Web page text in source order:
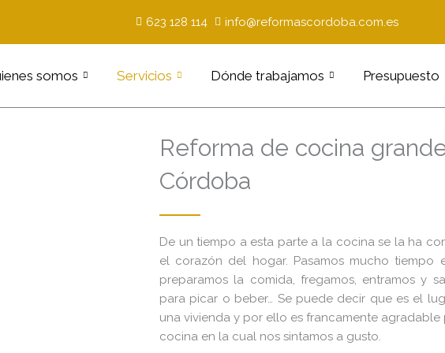
623 128 114 info@reformascordoba.com.es
somos Servicios Dónde trabajamos Presupuesto
Reforma de cocina
Córdoba
De un tiempo a esta parte a la cocina se la ha
el corazón del hogar. Pasamos mucho tiempo
preparamos la comida, fregamos, entramos y
para picar o beber… Se puede decir que es el
una vivienda y por ello es francamente
cocina en la cual nos sintamos a gusto.